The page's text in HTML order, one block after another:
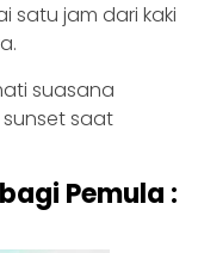
satu jam dari kaki
suasana
saat
Pemula :